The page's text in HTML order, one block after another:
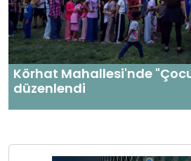
Körhat Mahallesi'nde
düzenlendi